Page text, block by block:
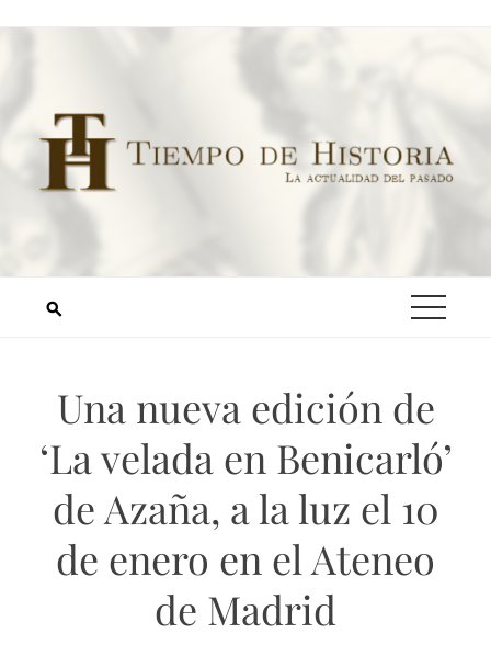
Una nueva edición de
‘La velada en Benicarló’
de Azaña, a la luz el 10
de enero en el Ateneo
de Madrid